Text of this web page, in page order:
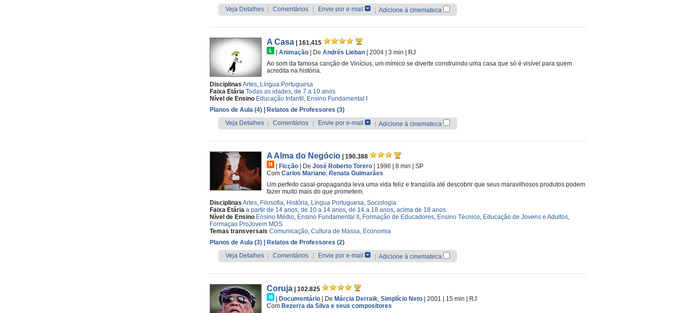
Veja Detalhes
Comentários Envie por e-mail Adicione à cinemateca
A Casa
| 161.415
Animação De Andrés Lieban | 2004 | 3 min
RJ
Ao som da famosa canção de Vinícius, um mímico se diverte construindo uma casa que só é visível para quem
acredita na história.
Disciplinas Artes, Língua Portuguesa
Faixa Etária Todas as idades, de 7 a 10 anos
Nível de Ensino Educação Infantil , Ensino Fundamental I
Planos de Aula (4)
| Relatos de Professores (3)
Veja Detalhes
Comentários Envie por e-mail Adicione à cinemateca
A Alma do Negócio
| 190.388
Ficção De José Roberto Torero | 1996 | 8 min
SP
Com Carlos Mariano, Renata Guimarães
Um perfeito casal-propaganda leva uma vida feliz e tranqüila até descobrir que seus maravilhosos produtos podem
fazer muito mais do que prometem.
Disciplinas Artes, Filosofia, História, Língua Portuguesa, Sociologia
Faixa Etária a partir de 14 anos, de 10 a 14 anos, de 14 a 18 anos, acima de 18 anos
Nível de Ensino Ensino Médio, Ensino Fundamental II , Formação de Educadores, Ensino Técnico, Educação de Jovens e Adultos,
Formaçao ProJovem MDS
Temas transversais Comunicação, Cultura de Massa, Economia
Planos de Aula (3)
| Relatos de Professores (2)
Veja Detalhes
Comentários Envie por e-mail Adicione à cinemateca
Coruja
| 102.825
Documentário De Márcia Derraik, Simplício Neto | 2001 | 15 min
RJ
Com Bezerra da Silva e seus compositores